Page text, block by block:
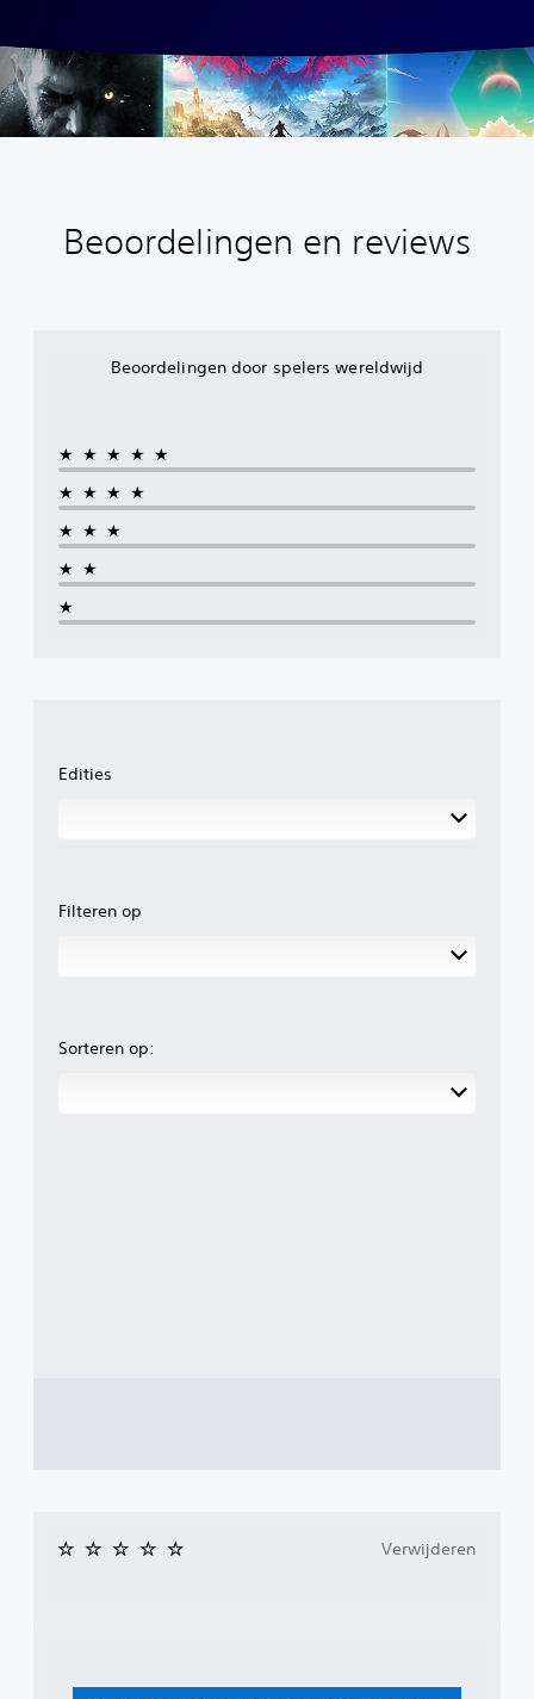
Beoordelingen en reviews
Beoordelingen door spelers wereldwijd
★★★★★
★★★★
★★★
★★
★
Edities
Filteren op
Sorteren op:
Verwijderen